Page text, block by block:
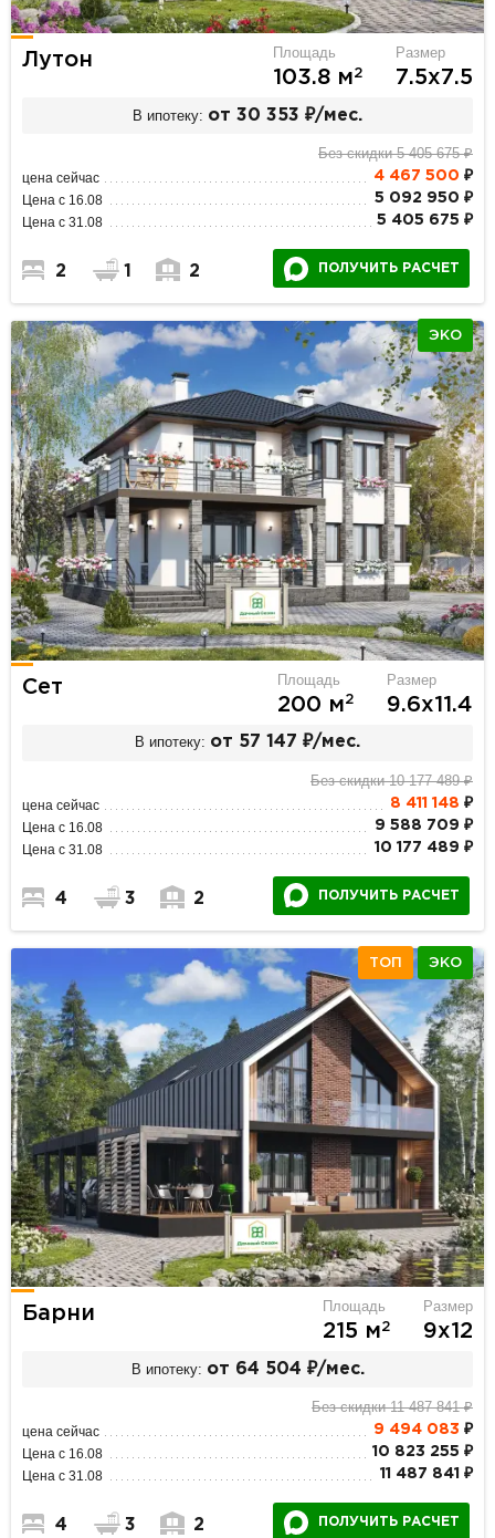
Лутон Площадь
103.8 м2
Размер
7.5х7.5
В ипотеку: от 30 353 ₽/мес.
Без скидки 5 405 675 ₽
цена сейчас 4 467 500 ₽
Цена с 16.08 5 092 950 ₽
Цена с 31.08 5 405 675 ₽
2 1 2 ПОЛУЧИТЬ РАСЧЕТ
ЭКО
Сет Площадь
200 м2
Размер
9.6х11.4
В ипотеку: от 57 147 ₽/мес.
Без скидки 10 177 489 ₽
цена сейчас 8 411 148 ₽
Цена с 16.08 9 588 709 ₽
Цена с 31.08 10 177 489 ₽
4 3 2 ПОЛУЧИТЬ РАСЧЕТ
ТОП ЭКО
Барни Площадь
215 м2
Размер
9х12
В ипотеку: от 64 504 ₽/мес.
Без скидки 11 487 841 ₽
цена сейчас 9 494 083 ₽
Цена с 16.08 10 823 255 ₽
Цена с 31.08 11 487 841 ₽
4 3 2 ПОЛУЧИТЬ РАСЧЕТ